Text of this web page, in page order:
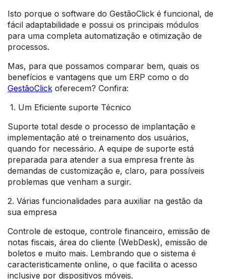
Isto porque o software do GestãoClick é funcional, de
fácil adaptabilidade e possui os principais módulos
para uma completa automatização e otimização de
processos.
Mas, para que possamos comparar bem, quais os
benefícios e vantagens que um ERP como o do
GestãoClick oferecem? Confira:
1. Um Eficiente suporte Técnico
Suporte total desde o processo de implantação e
implementação até o treinamento dos usuários,
quando for necessário. A equipe de suporte está
preparada para atender a sua empresa frente às
demandas de customização e, claro, para possíveis
problemas que venham a surgir.
2. Várias funcionalidades para auxiliar na gestão da
sua empresa
Controle de estoque, controle financeiro, emissão de
notas fiscais, área do cliente (WebDesk), emissão de
boletos e muito mais. Lembrando que o sistema é
caracteristicamente online, o que facilita o acesso
inclusive por dispositivos móveis.